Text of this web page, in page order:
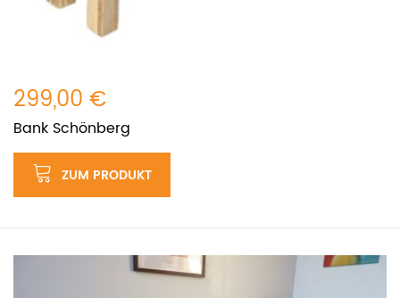
299,00 €
Bank Schönberg
ZUM PRODUKT